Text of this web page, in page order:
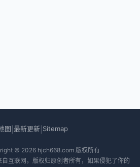
图 最新更新 Sitemap
© 2026 hjch668.com 版权所有
互联网，版权归原创者所有，如果侵犯了你的